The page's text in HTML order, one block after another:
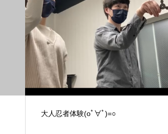
「手裏剣投げ足りない！！！」そん